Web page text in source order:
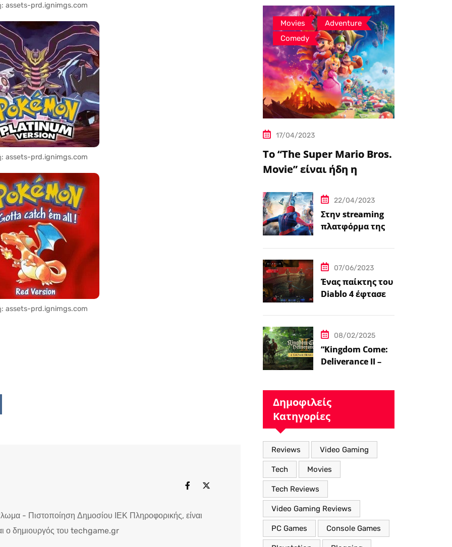
assets-prd.ignimgs.com
assets-prd.ignimgs.com
assets-prd.ignimgs.com
- Πιστοποίηση Δημοσίου ΙΕΚ Πληροφορικής, είναι
ο δημιουργός του techgame.gr
Movies , Adventure ,
Comedy
17/04/2023
Το “The Super Mario Bros.
Movie” είναι ήδη η
μεταφορά
βιντεοπαιχνιδιού στον
κινηματογράφο
22/04/2023
Στην streaming
πλατφόρμα της
σήμερα πέντε
ταινίες Spider-
Man
07/06/2023
Ένας παίκτης του
Diablo 4 έφτασε
08/02/2025
“Kingdom Come:
Deliverance II – Η
Κόσμο με Νέα
Βελτιωμένα
Χαρακτηριστικά”
Δημοφιλείς
Κατηγορίες
Reviews Video Gaming
Tech Movies
Tech Reviews
Video Gaming Reviews
PC Games Console Games